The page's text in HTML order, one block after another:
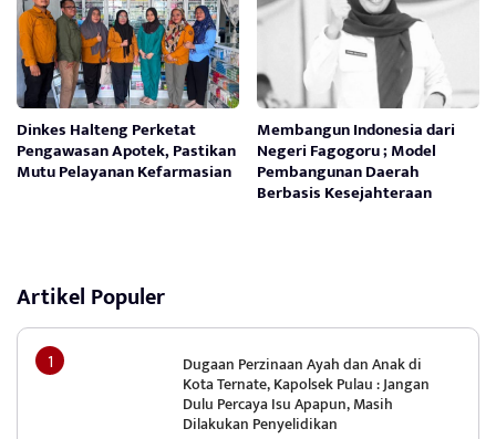
Dinkes Halteng Perketat
Pengawasan Apotek, Pastikan
Mutu Pelayanan Kefarmasian
Membangun Indonesia dari
Negeri Fagogoru ; Model
Pembangunan Daerah
Berbasis Kesejahteraan
Artikel Populer
Dugaan Perzinaan Ayah dan Anak di
Kota Ternate, Kapolsek Pulau : Jangan
Dulu Percaya Isu Apapun, Masih
Dilakukan Penyelidikan